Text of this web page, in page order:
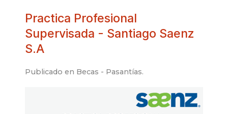
Practica Profesional
Supervisada - Santiago Saenz
S.A
Publicado en Becas - Pasantías.